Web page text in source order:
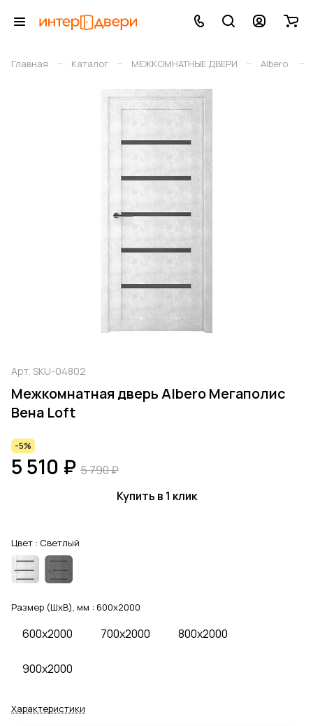
Главная – Каталог – МЕЖКОМНАТНЫЕ ДВЕРИ – Albero –
Арт. SKU-04802
Межкомнатная дверь Albero Мегаполис
Вена Loft
-5%
5 510 ₽ 5 790 ₽
Купить в 1 клик
Цвет : Светлый
Размер (ШхВ), мм : 600x2000
600x2000 700x2000 800x2000
900x2000
Характеристики